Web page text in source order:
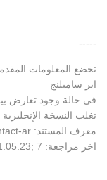
-----
اير سامبلنج
تغلب النسخة الإنجليزية
AERHQWW-contact-ar :معرف المستند
01.05.23; 7 :اخر مراجعة